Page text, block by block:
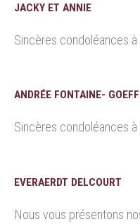
JACKY ET ANNIE
Sincères condoléances
ANDRÉE FONTAINE-
Sincères condoléances
EVERAERDT DELCOURT
Nous vous présentons